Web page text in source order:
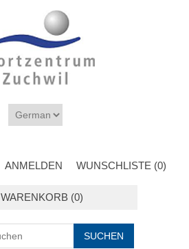
ANMELDEN WUNSCHLISTE (0)
WARENKORB (0)